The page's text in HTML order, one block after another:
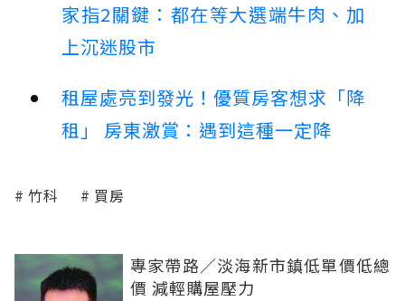
家指2關鍵：都在等大選端牛肉、加
上沉迷股市
租屋處亮到發光！優質房客想求「降
租」 房東激賞：遇到這種一定降
竹科 買房
專家帶路／淡海新市鎮低單價低總
價 減輕購屋壓力